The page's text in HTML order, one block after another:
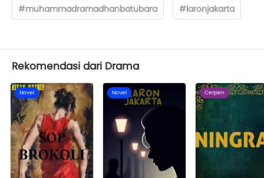
#muhammadramadhanbatubara #laronjakarta
Rekomendasi dari Drama
Novel Novel Cerpen